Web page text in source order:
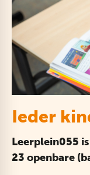
Ieder
Leerplein055
23 openbare